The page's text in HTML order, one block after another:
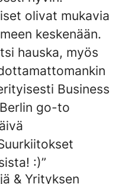
olivat mukavia
keskenään.
hauska, myös
Business
go-to
:)”
& Yrityksen